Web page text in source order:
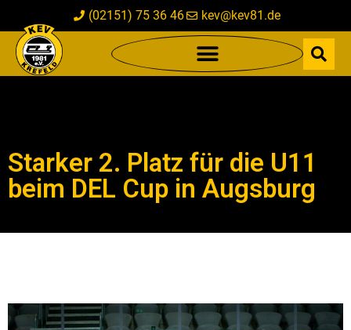
(02151) 75 36 46 kev@kev81.de
Starker 2. Platz für die U11
beim DEL Cup in Augsburg